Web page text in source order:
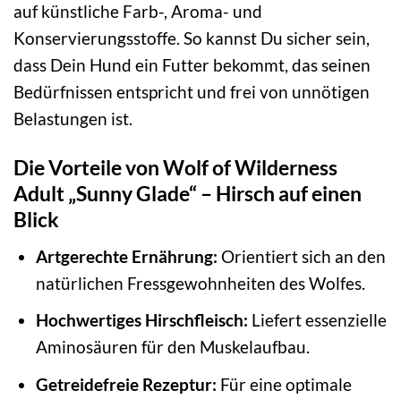
auf künstliche Farb-, Aroma- und
Konservierungsstoffe. So kannst Du sicher sein,
dass Dein Hund ein Futter bekommt, das seinen
Bedürfnissen entspricht und frei von unnötigen
Belastungen ist.
Die Vorteile von Wolf of Wilderness
Adult „Sunny Glade“ – Hirsch auf einen
Blick
Artgerechte Ernährung: Orientiert sich an den
natürlichen Fressgewohnheiten des Wolfes.
Hochwertiges Hirschfleisch: Liefert essenzielle
Aminosäuren für den Muskelaufbau.
Getreidefreie Rezeptur: Für eine optimale